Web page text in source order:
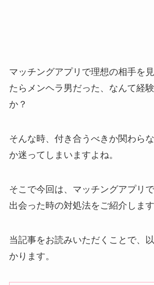
マッチングアプリで理想の相手を
たらメンヘラ男だった、なんて経
か？
そんな時、付き合うべきか関わら
か迷ってしまいますよね。
そこで今回は、マッチングアプリ
出会った時の対処法をご紹介します
当記事をお読みいただくことで、
かります。